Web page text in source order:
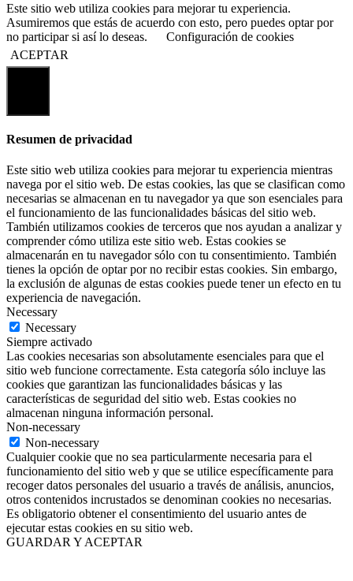
Este sitio web utiliza cookies para mejorar tu experiencia.
Asumiremos que estás de acuerdo con esto, pero puedes optar por
no participar si así lo deseas.
Configuración de cookies
ACEPTAR
Resumen de privacidad
Este sitio web utiliza cookies para mejorar tu experiencia mientras
navega por el sitio web. De estas cookies, las que se clasifican como
necesarias se almacenan en tu navegador ya que son esenciales para
el funcionamiento de las funcionalidades básicas del sitio web.
También utilizamos cookies de terceros que nos ayudan a analizar y
comprender cómo utiliza este sitio web. Estas cookies se
almacenarán en tu navegador sólo con tu consentimiento. También
tienes la opción de optar por no recibir estas cookies. Sin embargo,
la exclusión de algunas de estas cookies puede tener un efecto en tu
experiencia de navegación.
Necessary
Necessary
Siempre activado
Las cookies necesarias son absolutamente esenciales para que el
sitio web funcione correctamente. Esta categoría sólo incluye las
cookies que garantizan las funcionalidades básicas y las
características de seguridad del sitio web. Estas cookies no
almacenan ninguna información personal.
Non-necessary
Non-necessary
Cualquier cookie que no sea particularmente necesaria para el
funcionamiento del sitio web y que se utilice específicamente para
recoger datos personales del usuario a través de análisis, anuncios,
otros contenidos incrustados se denominan cookies no necesarias.
Es obligatorio obtener el consentimiento del usuario antes de
ejecutar estas cookies en su sitio web.
GUARDAR Y ACEPTAR